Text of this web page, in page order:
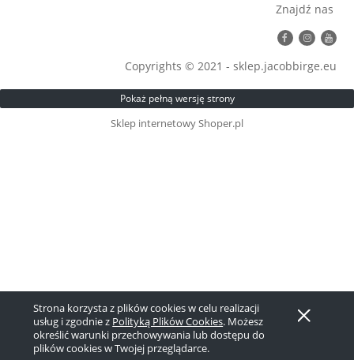
Strona korzysta z plików cookies w celu realizacji
usług i zgodnie z Polityką Plików Cookies. Możesz
określić warunki przechowywania lub dostępu do
plików cookies w Twojej przeglądarce.
Znajdź nas
Copyrights © 2021 - sklep.jacobbirge.eu
Pokaż pełną wersję strony
Sklep internetowy Shoper.pl